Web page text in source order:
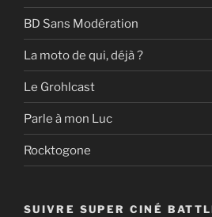
BD Sans Modération
La moto de qui, déjà ?
Le Grohlcast
Parle à mon Luc
Rocktogone
SUIVRE SUPER CINÉ